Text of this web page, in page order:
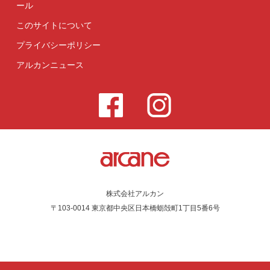
ール
このサイトについて
プライバシーポリシー
アルカンニュース
株式会社アルカン
〒103-0014 東京都中央区日本橋蛎殻町1丁目5番6号